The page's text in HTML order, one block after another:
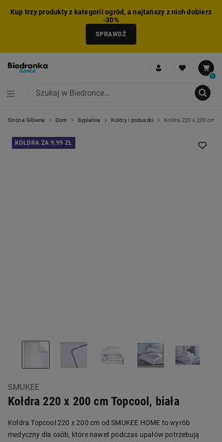
Kup trzy produkty z kategorii ogród, a najtańszy z nich dobierz
-30%
SPRAWDŹ
0
Strona Główna Dom Sypialnia Kołdry i poduszki Kołdra 220 x 200 cm
KOŁDRA ZA 9,99 ZŁ
SMUKEE
Kołdra 220 x 200 cm Topcool, biała
Kołdra Topcool 220 x 200 cm od SMUKEE HOME to wyrób
medyczny dla osób, które nawet podczas upałów potrzebują